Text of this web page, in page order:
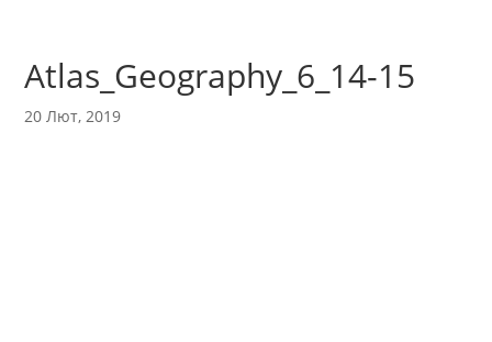
Atlas_Geography_6_14-15
20 Лют, 2019